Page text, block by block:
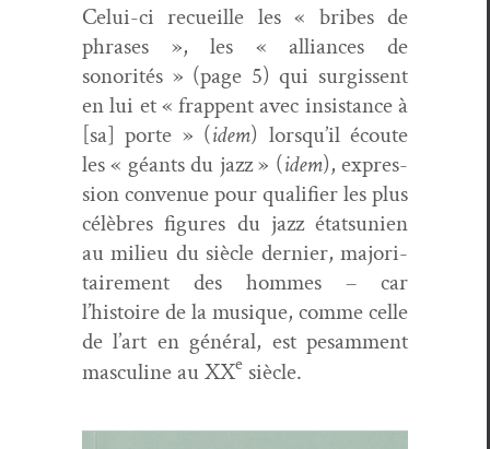
Celui-ci recueille les « bribes de
phras­es », les « alliances de
sonorités » (page 5) qui sur­gis­sent
en lui et « frap­pent avec insis­tance à
[sa] porte » (idem) lorsqu’il écoute
les « géants du jazz » (idem), expres­
sion con­v­enue pour qual­i­fi­er les plus
célèbres fig­ures du jazz état­sunien
au milieu du siè­cle dernier, majori­
taire­ment des hommes – car
l’histoire de la musique, comme celle
de l’art en général, est pesam­ment
mas­cu­line au XXesiècle.